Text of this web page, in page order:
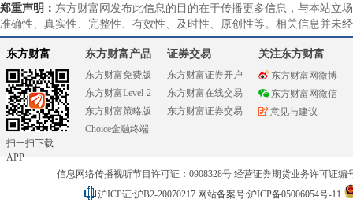
郑重声明： 东方财富网发布此信息的目的在于传播更多信息，与本站立
准确性、真实性、完整性、有效性、及时性、原创性等。相关信息并未
东方财富
扫一扫下载
APP
东方财富产品
东方财富免费版
东方财富Level-2
东方财富策略版
Choice金融终端
证券交易
东方财富证券开户
东方财富在线交易
东方财富证券交易
关注东方财富
东方财富网微博
东方财富网微信
意见与建议
信息网络传播视听节目许可证：0908328号 经营证券期货业务许可证编
沪ICP证:沪B2-20070217 网站备案号:沪ICP备05006054号-11